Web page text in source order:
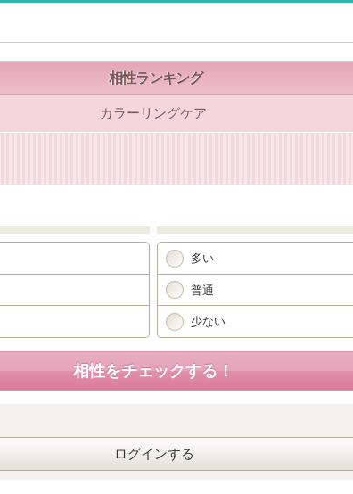
相性ランキング
カラーリングケア
多い
普通
少ない
ログインする